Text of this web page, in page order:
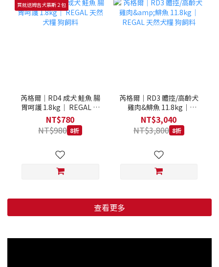
買就送姆吉犬慕斯２包
芮格爾｜RD4 成犬 鮭魚 腸
胃呵護 1.8kg｜ REGAL 天
然犬糧 狗飼料
NT$780
NT$980 8折
芮格爾｜RD3 體控/高齡犬
雞肉&鯡魚 11.8kg｜
REGAL 天然犬糧 狗飼料
NT$3,040
NT$3,800 8折
查看更多